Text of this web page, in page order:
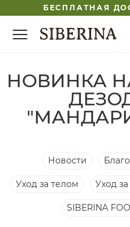
БЕСПЛАТНАЯ
НОВИНКА
Новости
Уход за телом Уход
SIBERINA